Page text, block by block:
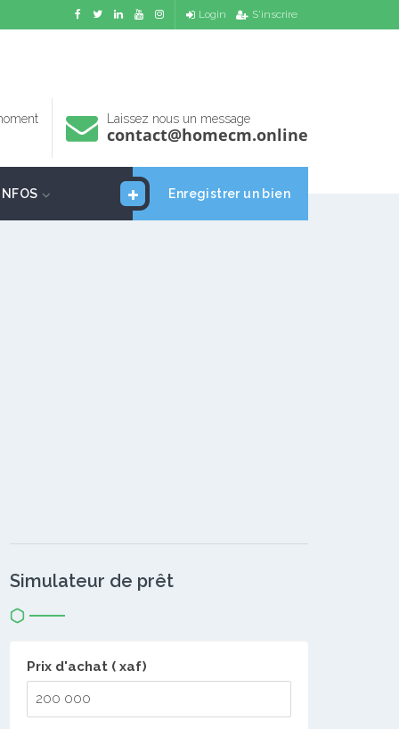
Login S'inscrire
Laissez nous un message
contact@homecm.online
Enregistrer un bien
INFOS
Simulateur de prêt
Prix d'achat ( xaf)